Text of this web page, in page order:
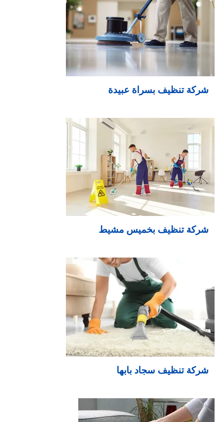
شركة تنظيف بسراة عبيدة
شركة تنظيف بخميس مشيط
شركة تنظيف سجاد بابها